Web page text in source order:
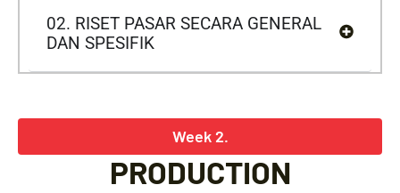
02. RISET PASAR SECARA GENERAL
DAN SPESIFIK
Week 2.
PRODUCTION